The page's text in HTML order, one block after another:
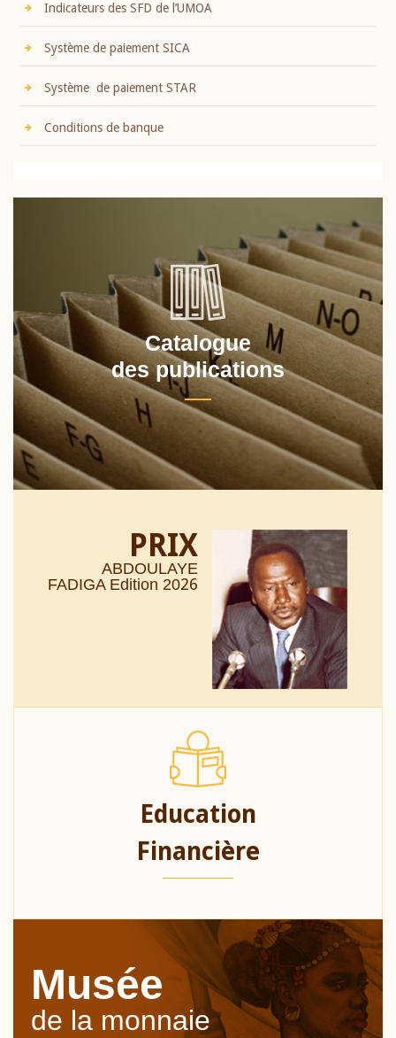
Indicateurs des SFD de l’UMOA
Système de paiement SICA
Système de paiement STAR
Conditions de banque
Catalogue
des publications
PRIX
ABDOULAYE
FADIGA Edition 2026
Education
Financière
Musée
de la monnaie